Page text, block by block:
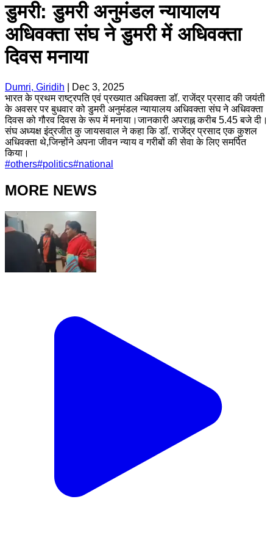
डुमरी: डुमरी अनुमंडल न्यायालय
अधिवक्ता संघ ने डुमरी में अधिवक्ता
दिवस मनाया
Dumri, Giridih
Dec 3, 2025
भारत के प्रथम राष्ट्रपति एवं प्रख्यात अधिवक्ता डॉ. राजेंद्र प्रसाद की जयंती
के अवसर पर बुधवार को डुमरी अनुमंडल न्यायालय अधिवक्ता संघ ने अधिवक्ता
दिवस को गौरव दिवस के रूप में मनाया।जानकारी अपराह्न करीब 5.45 बजे दी।
संघ अध्यक्ष इंद्रजीत कु जायसवाल ने कहा कि डॉ. राजेंद्र प्रसाद एक कुशल
अधिवक्ता थे,जिन्होंने अपना जीवन न्याय व गरीबों की सेवा के लिए समर्पित
किया।
#others#politics#national
MORE NEWS